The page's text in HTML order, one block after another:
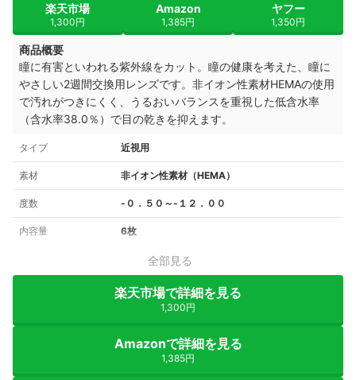
楽天市場
1,300円
Amazon
1,385円
ヤフー
1,350円
商品概要
瞳に有害といわれる紫外線をカット。瞳の健康を考えた、瞳に
やさしい2週間交換用レンズです。非イオン性素材HEMAの使用
で汚れがつきにくく、うるおいバランスを重視した低含水率
（含水率38.0％）で目の乾きを抑えます。
タイプ 近視用
素材 非イオン性素材（HEMA）
度数 -０．５０～-１２．００
内容量 6枚
全部見る
楽天市場で詳細を見る
1,300円
Amazonで詳細を見る
1,385円